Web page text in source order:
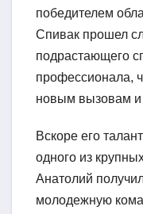
победителем
Спивак прошел
подрастающего
профессионала,
новым вызовам и
Вскоре его
одного из
Анатолий
молодежную